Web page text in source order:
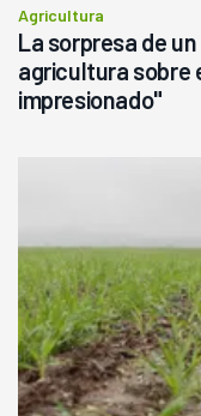
Agricultura
La sorpresa de
agricultura sobre
impresionado"